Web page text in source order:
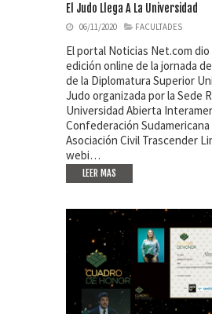
El Judo Llega A La Universidad
06/11/2020 FACULTADES
El portal Noticias Net.com
edición online de la jornada
de la Diplomatura Superior
Judo organizada por la Sede
Universidad Abierta
Confederación Sudamericana
Asociación Civil Trascender
webi…
LEER MAS